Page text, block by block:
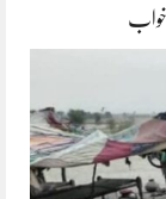
خواب